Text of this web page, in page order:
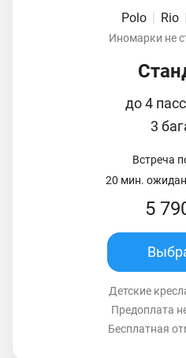
Polo | Rio |
Иномарки не
до 4
3
Встреча
20 мин.
5
Детские
Предоплата
Бесплатная